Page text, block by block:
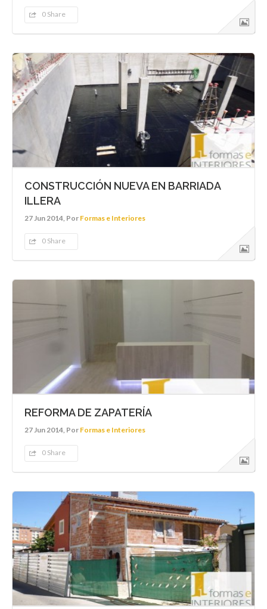
0 Share
CONSTRUCCIÓN NUEVA EN BARRIADA
ILLERA
27 Jun 2014, Por Formas e Interiores
0 Share
REFORMA DE ZAPATERÍA
27 Jun 2014, Por Formas e Interiores
0 Share